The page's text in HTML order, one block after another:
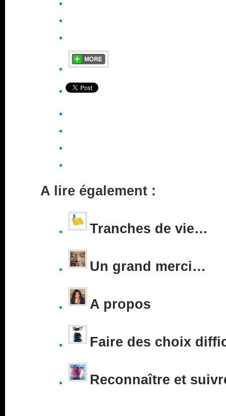
A lire également :
Tranches de vie…
Un grand merci…
A propos
Faire des choix
Reconnaître et